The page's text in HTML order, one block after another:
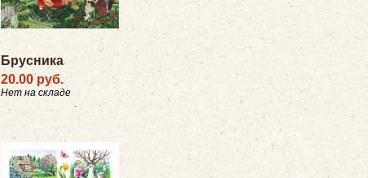
Брусника
20.00 руб.
Нет на складе